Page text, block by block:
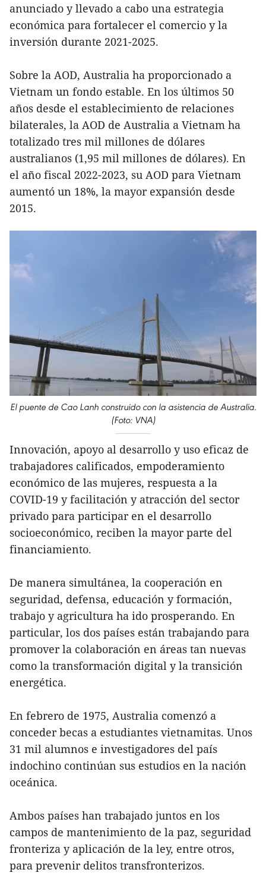
anunciado y llevado a cabo una estrategia
económica para fortalecer el comercio y la
inversión durante 2021-2025.
Sobre la AOD, Australia ha proporcionado a
Vietnam un fondo estable. En los últimos 50
años desde el establecimiento de relaciones
bilaterales, la AOD de Australia a Vietnam ha
totalizado tres mil millones de dólares
australianos (1,95 mil millones de dólares). En
el año fiscal 2022-2023, su AOD para Vietnam
aumentó un 18%, la mayor expansión desde
2015.
El puente de Cao Lanh construido con la asistencia de Australia.
(Foto: VNA)
Innovación, apoyo al desarrollo y uso eficaz de
trabajadores calificados, empoderamiento
económico de las mujeres, respuesta a la
COVID-19 y facilitación y atracción del sector
privado para participar en el desarrollo
socioeconómico, reciben la mayor parte del
financiamiento.
De manera simultánea, la cooperación en
seguridad, defensa, educación y formación,
trabajo y agricultura ha ido prosperando. En
particular, los dos países están trabajando para
promover la colaboración en áreas tan nuevas
como la transformación digital y la transición
energética.
En febrero de 1975, Australia comenzó a
conceder becas a estudiantes vietnamitas. Unos
31 mil alumnos e investigadores del país
indochino continúan sus estudios en la nación
oceánica.
Ambos países han trabajado juntos en los
campos de mantenimiento de la paz, seguridad
fronteriza y aplicación de la ley, entre otros,
para prevenir delitos transfronterizos.